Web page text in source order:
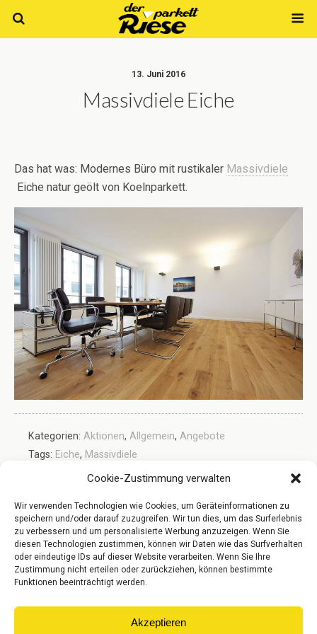
Cookie-Zustimmung verwalten
Wir verwenden Technologien wie Cookies, um Geräteinformationen zu
speichern und/oder darauf zuzugreifen. Wir tun dies, um das Surferlebnis
zu verbessern und um personalisierte Werbung anzuzeigen. Wenn Sie
diesen Technologien zustimmen, können wir Daten wie das Surfverhalten
oder eindeutige IDs auf dieser Website verarbeiten. Wenn Sie Ihre
Zustimmung nicht erteilen oder zurückziehen, können bestimmte
Funktionen beeinträchtigt werden.
Akzeptieren
13. Juni 2016
Massivdiele Eiche
Das hat was: Modernes Büro mit rustikaler Massivdiele
Eiche natur geölt von Koelnparkett.
Kategorien: Aktionen, Allgemein, Angebote
Tags: Eiche, Massivdiele
Vorheriger Beitrag
Castle Landhausdiele Von
Woodline Parquetry
Nächster Beitrag
Koelnparkett-Prospekt 2016